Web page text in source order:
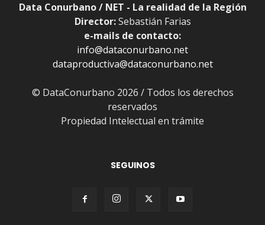
Data Conurbano / NET - La realidad de la Región
Director:Sebastián Farias
e-mails de contacto:
info@dataconurbano.net
dataproductiva@dataconurbano.net
© DataConurbano 2026 / Todos los derechos
reservados
Propiedad Intelectual en trámite
SEGUINOS